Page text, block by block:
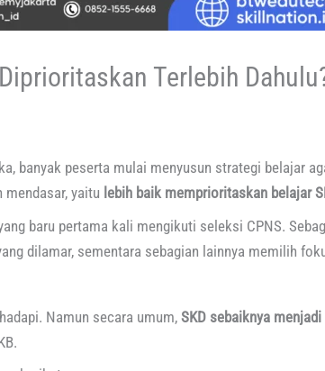
Terlebih
banyak peserta mulai menyusun strategi belajar
yaitu lebih baik memprioritaskan belajar
baru pertama kali mengikuti seleksi CPNS.
dilamar, sementara sebagian lainnya memilih
Namun secara umum, SKD sebaiknya